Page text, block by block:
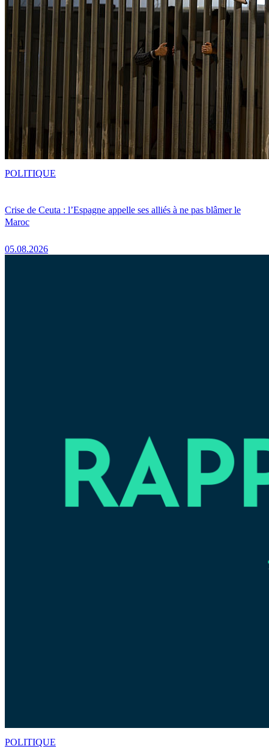
Crise de Ceuta : l’Espagne appelle ses alliés à ne pas blâmer le
Maroc
05.08.2026
POLITIQUE
POLITIQUE